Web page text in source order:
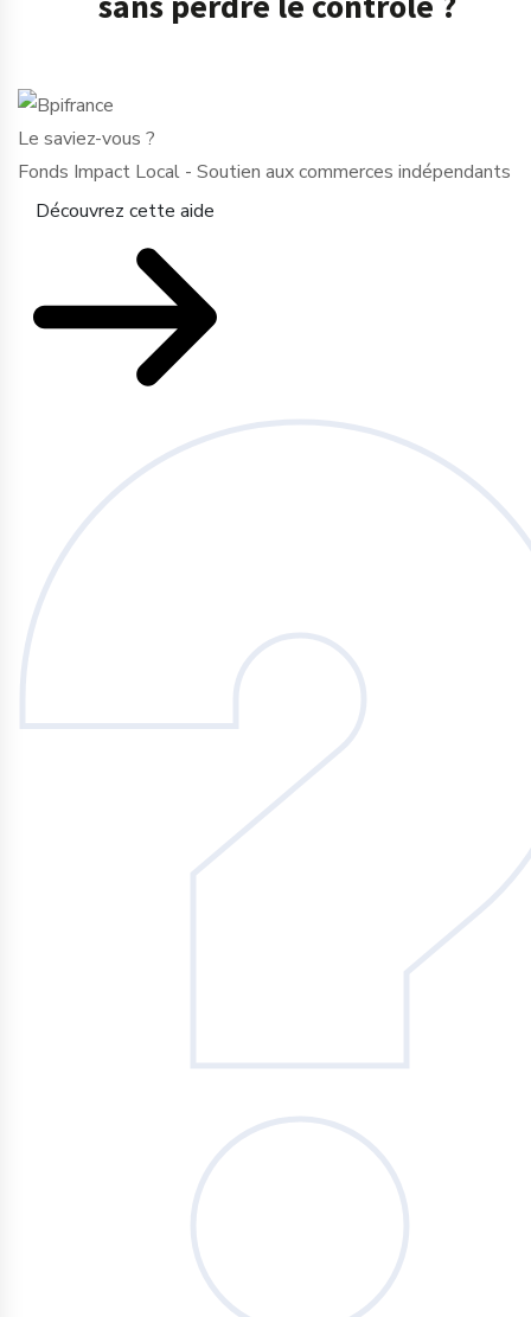
Le saviez-vous ?
Fonds Impact Local - Soutien aux commerces indépendants
Découvrez cette aide